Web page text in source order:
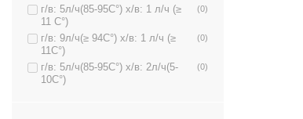
г/в: 5л/ч(85-95C°) х/в: 1 л/ч (≥
11 C°)
(0)
г/в: 9л/ч(≥ 94C°) х/в: 1 л/ч (≥
11C°)
(0)
г/в: 5л/ч(85-95C°) х/в: 2л/ч(5-
10C°)
(0)